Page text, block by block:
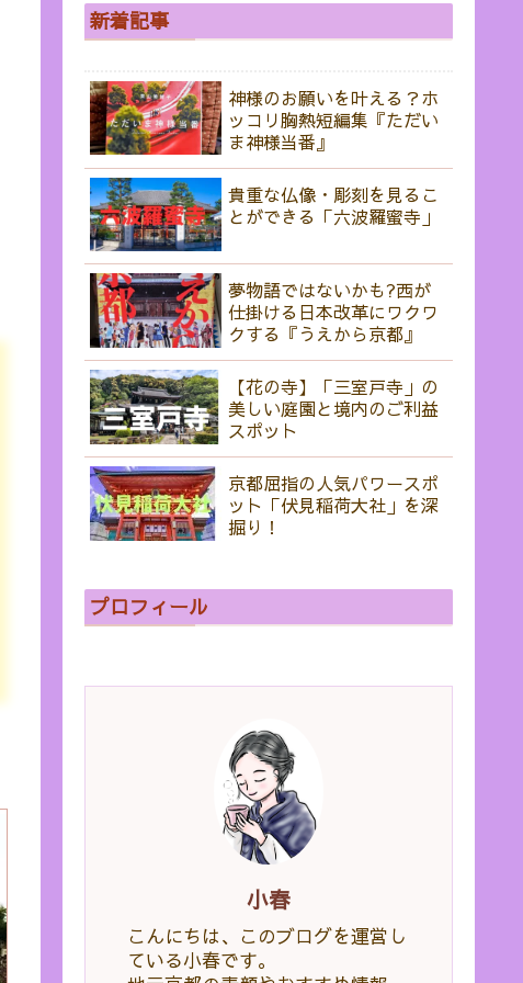
新着記事
神様のお願いを叶える？ホ
ッコリ胸熱短編集『ただい
ま神様当番』
貴重な仏像・彫刻を見るこ
とができる「六波羅蜜寺」
夢物語ではないかも?西が
仕掛ける日本改革にワクワ
クする『うえから京都』
【花の寺】「三室戸寺」の
美しい庭園と境内のご利益
スポット
京都屈指の人気パワースポ
ット「伏見稲荷大社」を深
掘り！
プロフィール
小春
こんにちは、このブログを運営し
ている小春です。